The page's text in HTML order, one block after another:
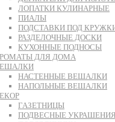
ЛОПАТКИ КУЛИНАРНЫЕ
ПИАЛЫ
ПОДСТАВКИ ПОД
РАЗДЕЛОЧНЫЕ ДОСКИ
КУХОННЫЕ ПОДНОСЫ
ДЛЯ ДОМА
НАСТЕННЫЕ ВЕШАЛКИ
НАПОЛЬНЫЕ ВЕШАЛКИ
ГАЗЕТНИЦЫ
ПОДВЕСНЫЕ УКРАШЕНИЯ